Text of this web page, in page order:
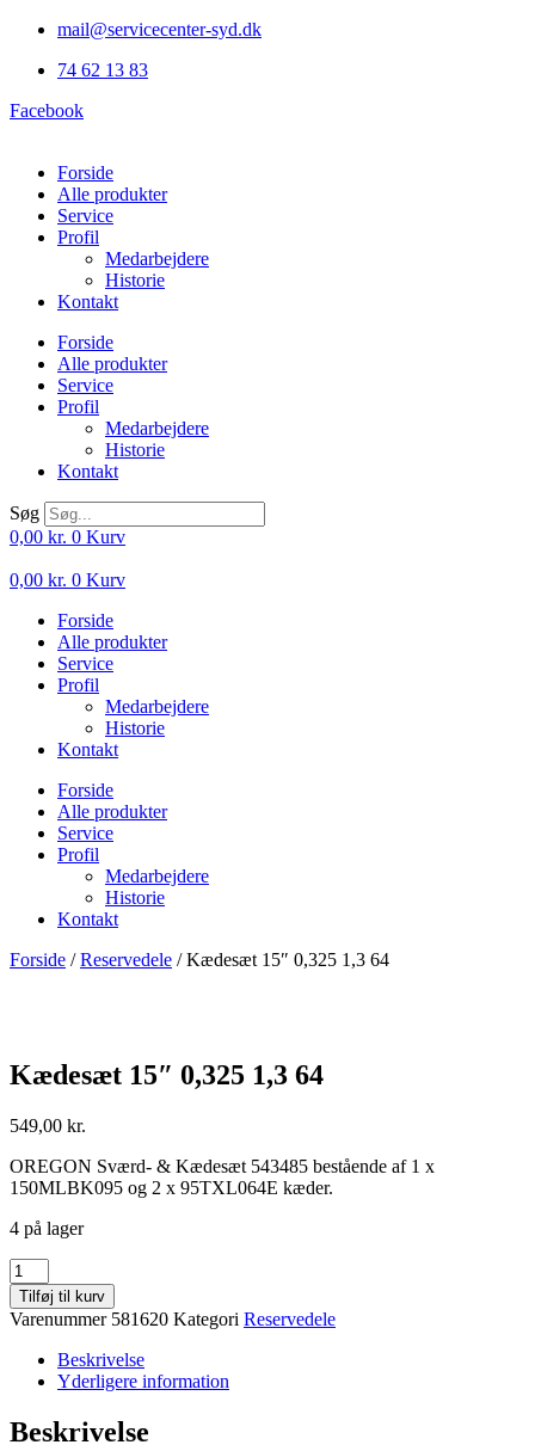
Videre
indhold
mail@servicecenter-syd.dk
74 62 13 83
Facebook
Forside
Alle produkter
Service
Profil
Medarbejdere
Historie
Kontakt
Forside
Alle produkter
Service
Profil
Medarbejdere
Historie
Kontakt
Søg
0,00 kr. 0 Kurv
0,00 kr. 0 Kurv
Forside
Alle produkter
Service
Profil
Medarbejdere
Historie
Kontakt
Forside
Alle produkter
Service
Profil
Medarbejdere
Historie
Kontakt
Forside /Reservedele / Kædesæt 15″ 0,325 1,3 64
Kædesæt 15″ 0,325 1,3 64
549,00 kr.
OREGON Sværd- & Kædesæt 543485 bestående af 1 x
150MLBK095 og 2 x 95TXL064E kæder.
4 på lager
Kædesæt
15"
0,325
1,3
antal
Tilføj til kurv
Varenummer 581620 Kategori Reservedele
Beskrivelse
Yderligere information
Beskrivelse